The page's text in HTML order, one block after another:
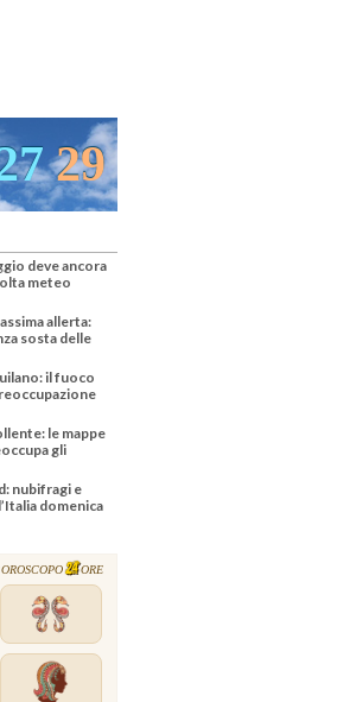
29
deve ancora
meteo
allerta:
sosta delle
il fuoco
le mappe
gli
nubifragi e
domenica
OROSCOPO ORE